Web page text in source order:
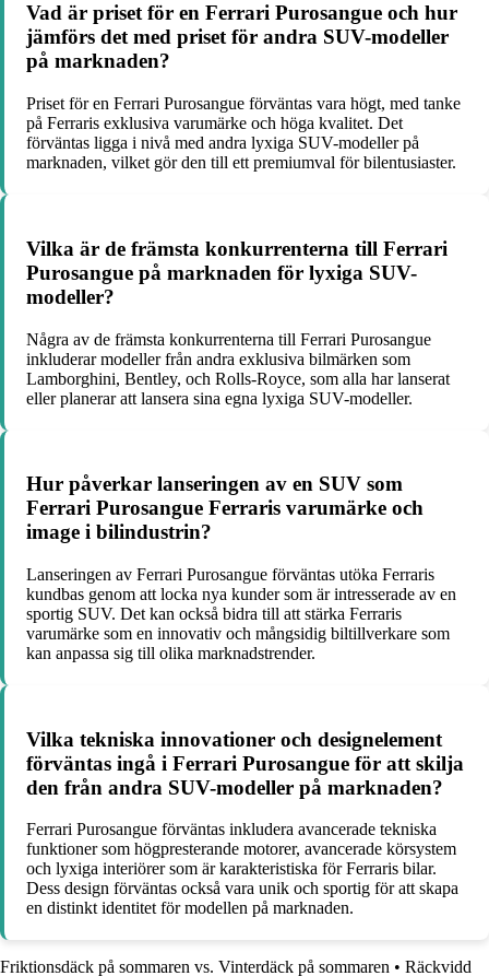
Vad är priset för en Ferrari Purosangue och hur
jämförs det med priset för andra SUV-modeller
på marknaden?
Priset för en Ferrari Purosangue förväntas vara högt, med tanke
på Ferraris exklusiva varumärke och höga kvalitet. Det
förväntas ligga i nivå med andra lyxiga SUV-modeller på
marknaden, vilket gör den till ett premiumval för bilentusiaster.
Vilka är de främsta konkurrenterna till Ferrari
Purosangue på marknaden för lyxiga SUV-
modeller?
Några av de främsta konkurrenterna till Ferrari Purosangue
inkluderar modeller från andra exklusiva bilmärken som
Lamborghini, Bentley, och Rolls-Royce, som alla har lanserat
eller planerar att lansera sina egna lyxiga SUV-modeller.
Hur påverkar lanseringen av en SUV som
Ferrari Purosangue Ferraris varumärke och
image i bilindustrin?
Lanseringen av Ferrari Purosangue förväntas utöka Ferraris
kundbas genom att locka nya kunder som är intresserade av en
sportig SUV. Det kan också bidra till att stärka Ferraris
varumärke som en innovativ och mångsidig biltillverkare som
kan anpassa sig till olika marknadstrender.
Vilka tekniska innovationer och designelement
förväntas ingå i Ferrari Purosangue för att skilja
den från andra SUV-modeller på marknaden?
Ferrari Purosangue förväntas inkludera avancerade tekniska
funktioner som högpresterande motorer, avancerade körsystem
och lyxiga interiörer som är karakteristiska för Ferraris bilar.
Dess design förväntas också vara unik och sportig för att skapa
en distinkt identitet för modellen på marknaden.
Friktionsdäck på sommaren vs. Vinterdäck på sommaren • Räckvidd